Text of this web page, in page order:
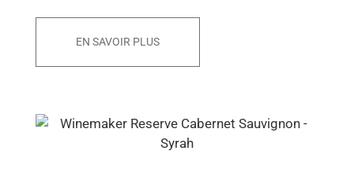
EN SAVOIR PLUS